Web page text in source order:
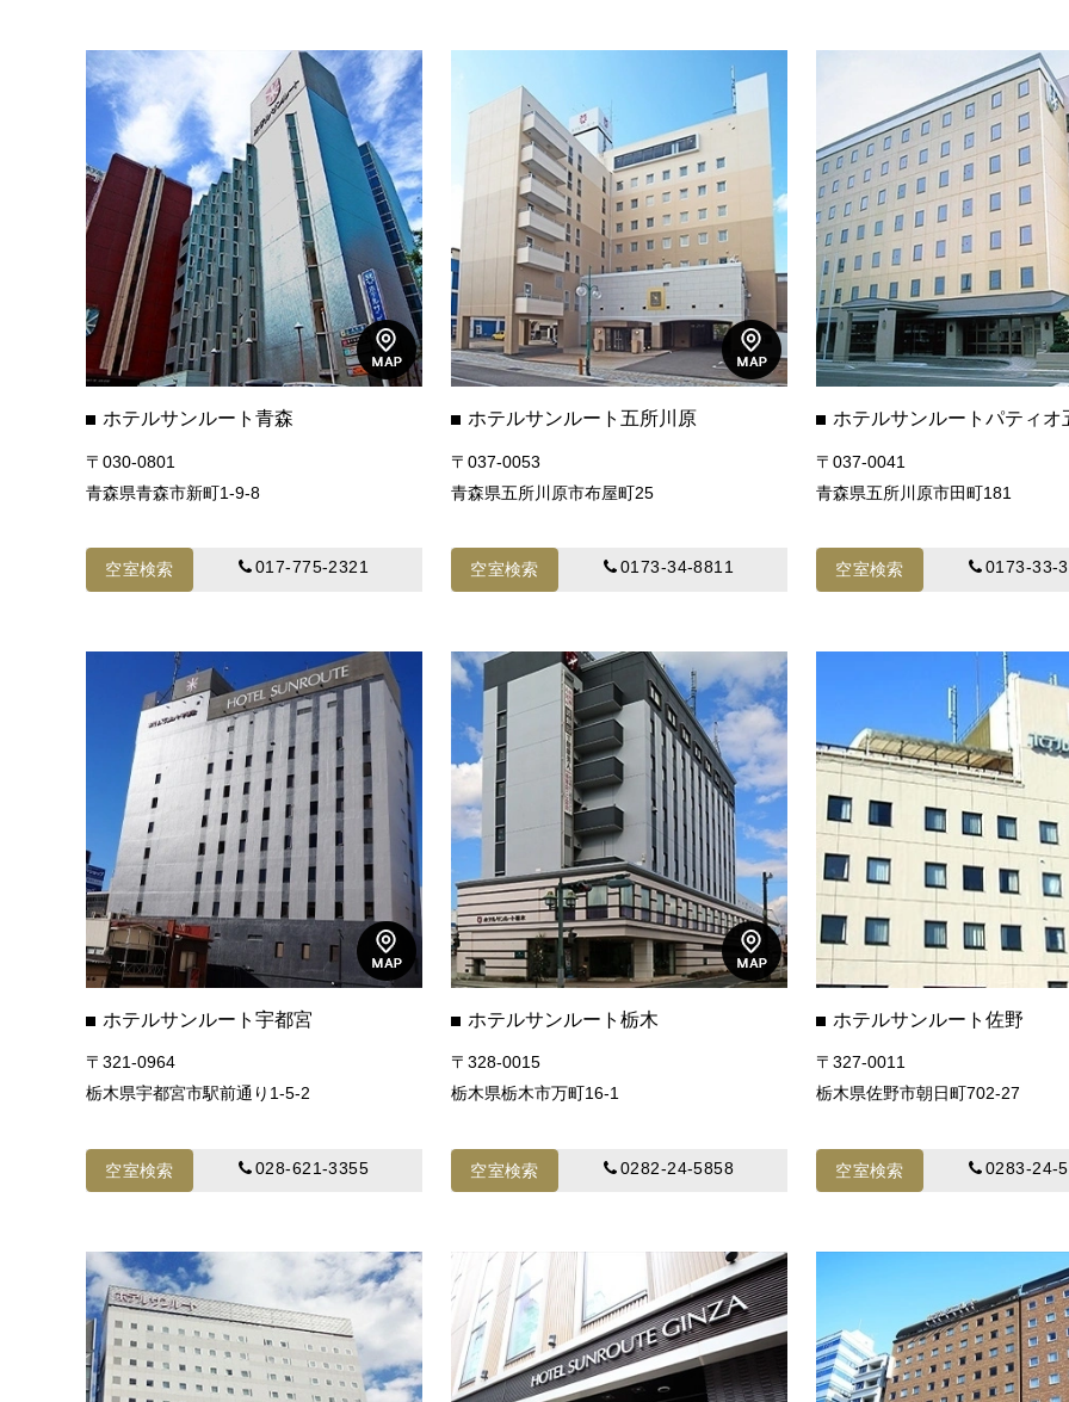
ホテルサンルート青森
〒030-0801
青森県青森市新町1-9-8
空室検索 017-775-2321
ホテルサンルート五所川原
〒037-0053
青森県五所川原市布屋町25
空室検索 0173-34-8811
ホテルサンルートパティ
〒037-0041
青森県五所川原市田町181
空室検索 0173-33-
ホテルサンルート宇都宮
〒321-0964
栃木県宇都宮市駅前通り1-5-2
空室検索 028-621-3355
ホテルサンルート栃木
〒328-0015
栃木県栃木市万町16-1
空室検索 0282-24-5858
ホテルサンルート佐野
〒327-0011
栃木県佐野市朝日町702-27
空室検索 0283-24-